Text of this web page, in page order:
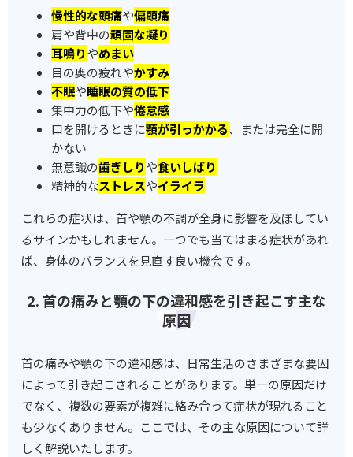
慢性的な頭痛や偏頭痛
肩や背中の頑固な凝り
耳鳴りやめまい
目の奥の疲れやかすみ
不眠や睡眠の質の低下
集中力の低下や倦怠感
口を開けるときに顎が引っかかる、または完全に開
かない
無意識の歯ぎしりや食いしばり
精神的なストレスやイライラ
これらの症状は、首や顎の不調が全身に影響を及ぼしてい
るサインかもしれません。一つでも当てはまる症状があれ
ば、身体のバランスを見直す良い機会です。
2. 首の痛みと顎の下の違和感を引き起こす主な
原因
首の痛みや顎の下の違和感は、日常生活のさまざまな要因
によって引き起こされることがあります。単一の原因だけ
でなく、複数の要素が複雑に絡み合って症状が現れること
も少なくありません。ここでは、その主な原因について詳
しく解説いたします。